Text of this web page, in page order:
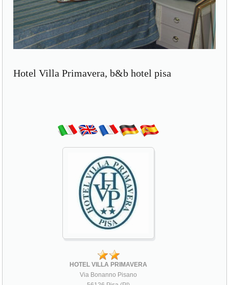
Hotel Villa Primavera, b&b hotel pisa
HOTEL VILLA PRIMAVERA
Via Bonanno Pisano